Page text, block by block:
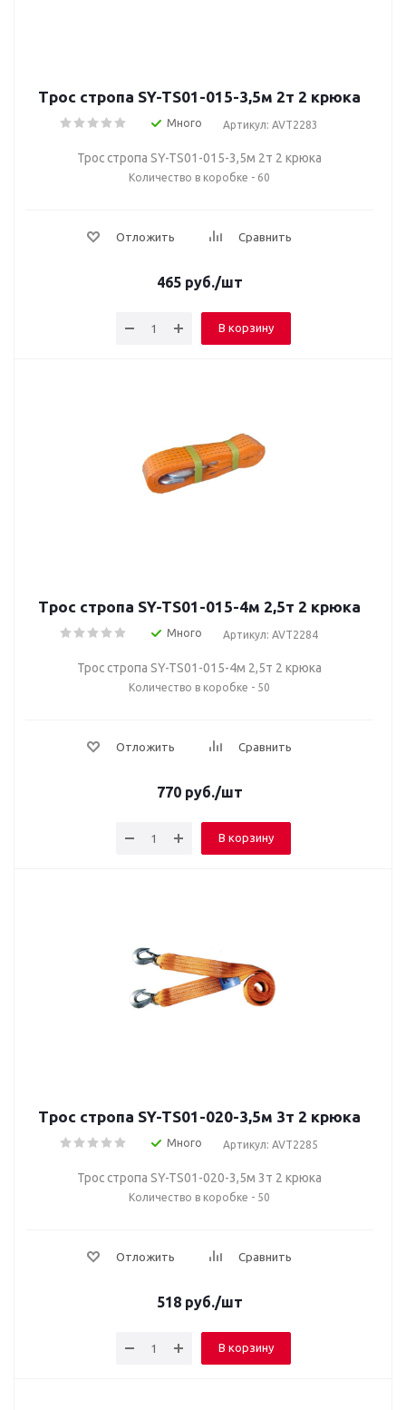
Трос стропа SY-TS01-015-3,5м 2т 2 крюка
Много Артикул: AVT2283
Трос стропа SY-TS01-015-3,5м 2т 2 крюка
Количество в коробке - 60
Отложить Сравнить
465 руб./шт
В корзину
Трос стропа SY-TS01-015-4м 2,5т 2 крюка
Много Артикул: AVT2284
Трос стропа SY-TS01-015-4м 2,5т 2 крюка
Количество в коробке - 50
Отложить Сравнить
770 руб./шт
В корзину
Трос стропа SY-TS01-020-3,5м 3т 2 крюка
Много Артикул: AVT2285
Трос стропа SY-TS01-020-3,5м 3т 2 крюка
Количество в коробке - 50
Отложить Сравнить
518 руб./шт
В корзину